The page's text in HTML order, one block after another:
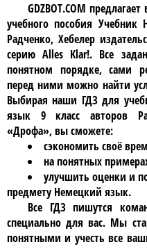
GDZBOT.COM
учебного пособия Учебник
Радченко, Хебелер
серию Alles Klar!. Все
понятном порядке, сами
перед ними можно найти
Выбирая наши ГДЗ для
язык 9 класc авторов
«Дрофа», вы сможете:
сэкономить своё
на понятных
улучшить оценки и
предмету Немецкий язык.
Все ГДЗ пишутся
специально для вас. Мы
понятными и учесть все